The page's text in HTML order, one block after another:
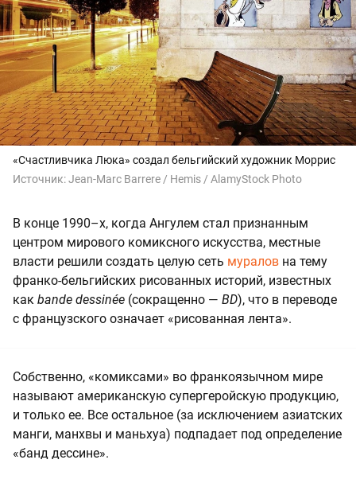
«Счастливчика Люка» создал бельгийский художник Моррис
Источник:Jean-Marc Barrere / Hemis / AlamyStock Photo
В конце 1990–х, когда Ангулем стал признанным
центром мирового комиксного искусства, местные
власти решили создать целую сеть муралов на тему
франко-бельгийских рисованных историй, известных
как bande dessinée (сокращенно — BD), что в переводе
с французского означает «рисованная лента».
Собственно, «комиксами» во франкоязычном мире
называют американскую супергеройскую продукцию,
и только ее. Все остальное (за исключением азиатских
манги, манхвы и маньхуа) подпадает под определение
«банд дессине».